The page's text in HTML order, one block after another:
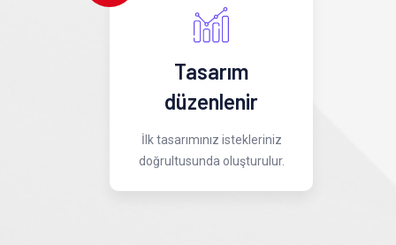
Tasarım
düzenlenir
İlk tasarımınız istekleriniz
doğrultusunda oluşturulur.